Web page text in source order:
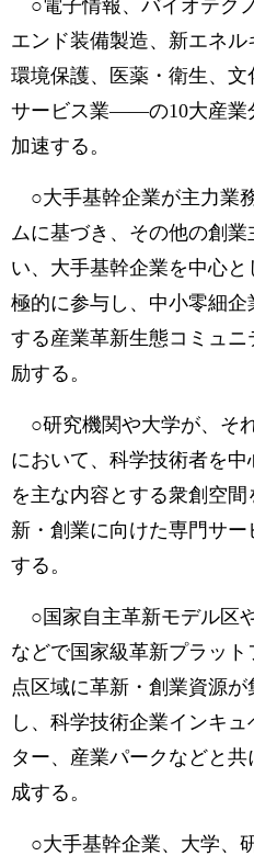
○電子情報、バイオテク
エンド装備製造、新エネル
環境保護、医薬・衛生、
サービス業――の10大産業
加速する。
○大手基幹企業が主力業
ムに基づき、その他の創
い、大手基幹企業を中心
極的に参与し、中小零細企
する産業革新生態コミュ
励する。
○研究機関や大学が、そ
において、科学技術者を
を主な内容とする衆創空
新・創業に向けた専門サ
する。
○国家自主革新モデル区
などで国家級革新プラッ
点区域に革新・創業資源
し、科学技術企業インキ
ター、産業パークなどと
成する。
○大手基幹企業、大学、